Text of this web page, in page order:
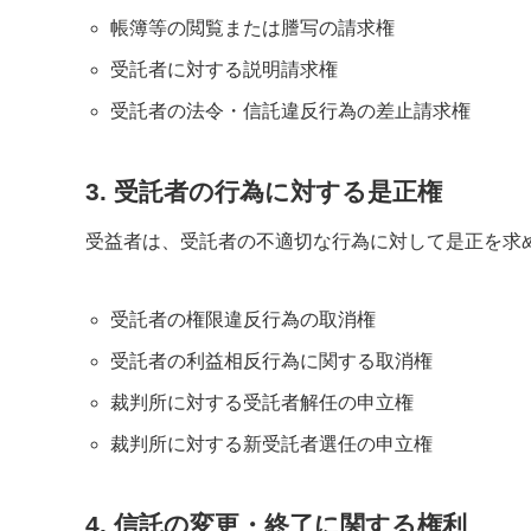
帳簿等の閲覧または謄写の請求権
受託者に対する説明請求権
受託者の法令・信託違反行為の差止請求権
3. 受託者の行為に対する是正権
受益者は、受託者の不適切な行為に対して是正を求
受託者の権限違反行為の取消権
受託者の利益相反行為に関する取消権
裁判所に対する受託者解任の申立権
裁判所に対する新受託者選任の申立権
4. 信託の変更・終了に関する権利